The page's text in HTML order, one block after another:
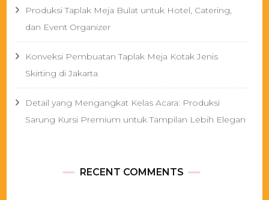
Produksi Taplak Meja Bulat untuk Hotel, Catering,
dan Event Organizer
Konveksi Pembuatan Taplak Meja Kotak Jenis
Skirting di Jakarta
Detail yang Mengangkat Kelas Acara: Produksi
Sarung Kursi Premium untuk Tampilan Lebih Elegan
RECENT COMMENTS